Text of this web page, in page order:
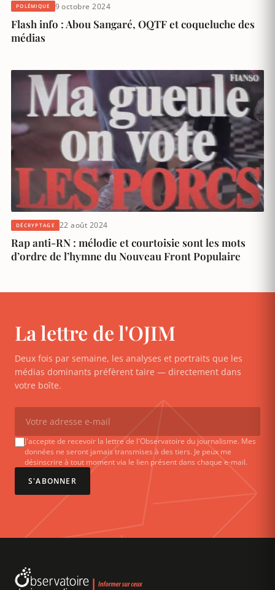
POLÉMIQUE 9 octobre 2024
Flash info : Abou Sangaré, OQTF et coqueluche des
médias
DÉCRYPTAGE 22 août 2024
Rap anti-RN : mélodie et courtoisie sont les mots
d’ordre de l’hymne du Nouveau Front Populaire
La lettre de l'OJIM
Deux fois par semaine, les analyses et portraits que les
médias dominants préfèrent taire — directement dans
votre boîte.
J'accepte de recevoir la lettre de l'Observatoire du journalisme. Mes
données ne seront jamais transmises à des tiers. Je peux me
désinscrire à tout moment via le lien présent dans chaque e-mail.
S'ABONNER